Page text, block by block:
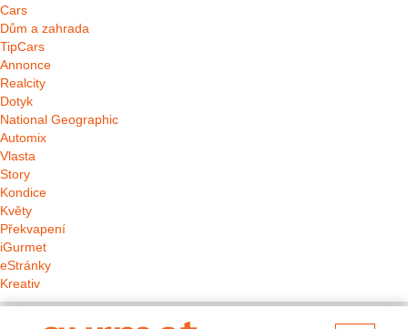
Cars
Dům a zahrada
TipCars
Annonce
Realcity
Dotyk
National Geographic
Automix
Vlasta
Story
Kondice
Květy
Překvapení
iGurmet
eStránky
Kreativ